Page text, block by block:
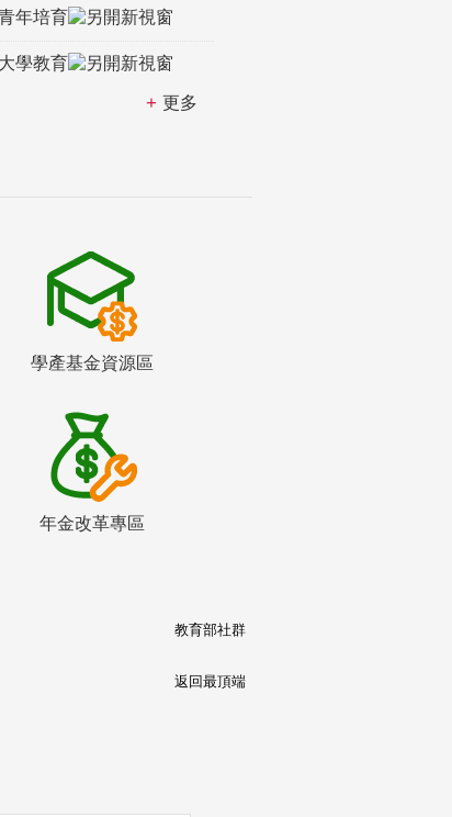
年培育
大學教育
更多
學產基金資源區
年金改革專區
教育部社群
返回最頂端